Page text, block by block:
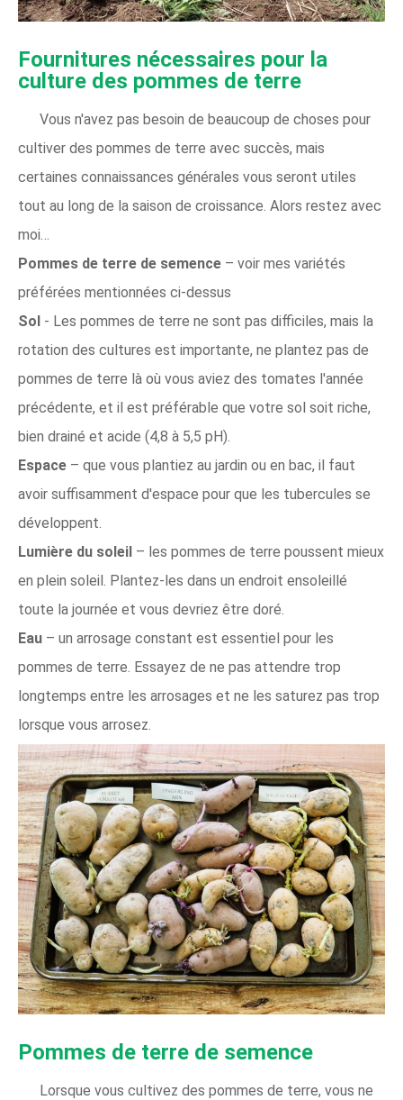
Fournitures nécessaires pour la
culture des pommes de terre
Vous n'avez pas besoin de beaucoup de choses pour
cultiver des pommes de terre avec succès, mais
certaines connaissances générales vous seront utiles
tout au long de la saison de croissance. Alors restez avec
moi…
Pommes de terre de semence – voir mes variétés
préférées mentionnées ci-dessus
Sol - Les pommes de terre ne sont pas difficiles, mais la
rotation des cultures est importante, ne plantez pas de
pommes de terre là où vous aviez des tomates l'année
précédente, et il est préférable que votre sol soit riche,
bien drainé et acide (4,8 à 5,5 pH).
Espace – que vous plantiez au jardin ou en bac, il faut
avoir suffisamment d'espace pour que les tubercules se
développent.
Lumière du soleil – les pommes de terre poussent mieux
en plein soleil. Plantez-les dans un endroit ensoleillé
toute la journée et vous devriez être doré.
Eau – un arrosage constant est essentiel pour les
pommes de terre. Essayez de ne pas attendre trop
longtemps entre les arrosages et ne les saturez pas trop
lorsque vous arrosez.
Pommes de terre de semence
Lorsque vous cultivez des pommes de terre, vous ne